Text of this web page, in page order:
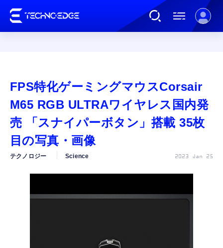
AI
ガジェット
FPS特化ゲーミングマウスCorsair
M65 RGB ULTRAワイヤレス国内発
売 「スナイパーボタン」搭載 35枚
目の写真・画像
テクノロジー Science 2023 Jan 25